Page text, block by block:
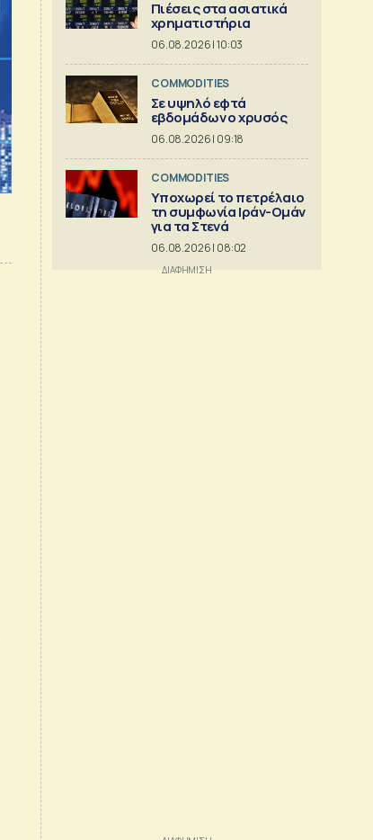
Πιέσεις στα ασιατικά
χρηματιστήρια
06.08.2026 | 10:03
COMMODITIES
Σε υψηλό εφτά
εβδομάδων ο χρυσός
06.08.2026 | 09:18
COMMODITIES
Υποχωρεί το πετρέλαιο
τη συμφωνία Ιράν-Ομάν
για τα Στενά
06.08.2026 | 08:02